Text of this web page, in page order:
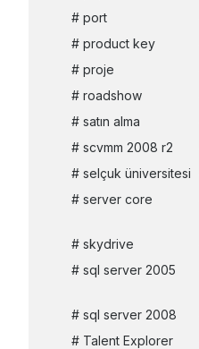
port
product key
proje
roadshow
satın alma
scvmm 2008 r2
selçuk üniversitesi
server core
skydrive
sql server 2005
sql server 2008
Talent Explorer